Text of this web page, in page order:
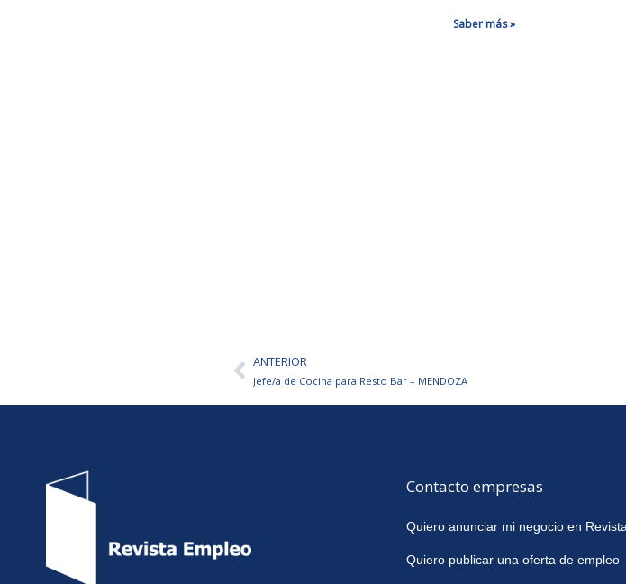
Saber más »
AntANTERIOR
Jefe/a de Cocina para Resto Bar – MENDOZA
Contacto empresas
Quiero anunciar mi negocio en
Quiero publicar una oferta de empleo